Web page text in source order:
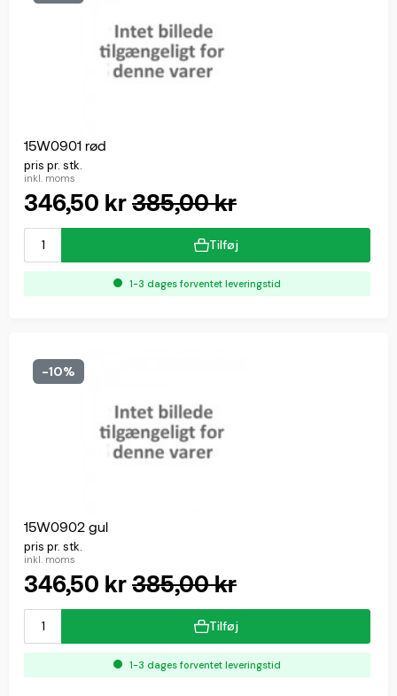
15W0901 rød
pris pr. stk.
inkl. moms
346,50 kr385,00 kr
Tilføj
1-3 dages forventet leveringstid
-10%
15W0902 gul
pris pr. stk.
inkl. moms
346,50 kr385,00 kr
Tilføj
1-3 dages forventet leveringstid